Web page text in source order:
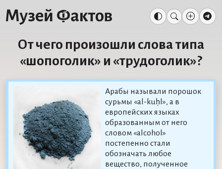
От чего произошли слова типа
«шопоголик» и «трудоголик»?
Арабы называли порошок
сурьмы «al-kuḥl», а в
европейских языках
образованным от него
словом «alcohol»
постепенно стали
обозначать любое
вещество, полученное